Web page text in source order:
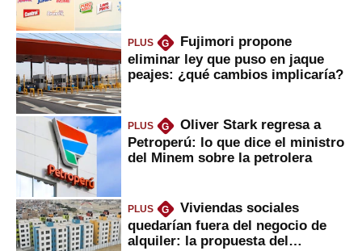
PLUS G
Fujimori propone
eliminar ley que puso en jaque
peajes: ¿qué cambios implicaría?
PLUS G
Oliver Stark regresa a
Petroperú: lo que dice el ministro
del Minem sobre la petrolera
PLUS G
Viviendas sociales
quedarían fuera del negocio de
alquiler: la propuesta del